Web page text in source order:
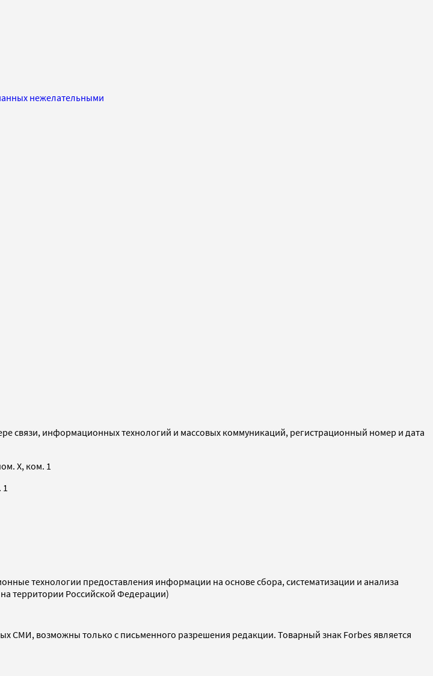
нежелательными
связи, информационных технологий и массовых коммуникаций, регистрационный номер и дата
X, ком. 1
технологии предоставления информации на основе сбора, систематизации и анализа
территории Российской Федерации)
СМИ, возможны только с письменного разрешения редакции. Товарный знак Forbes является